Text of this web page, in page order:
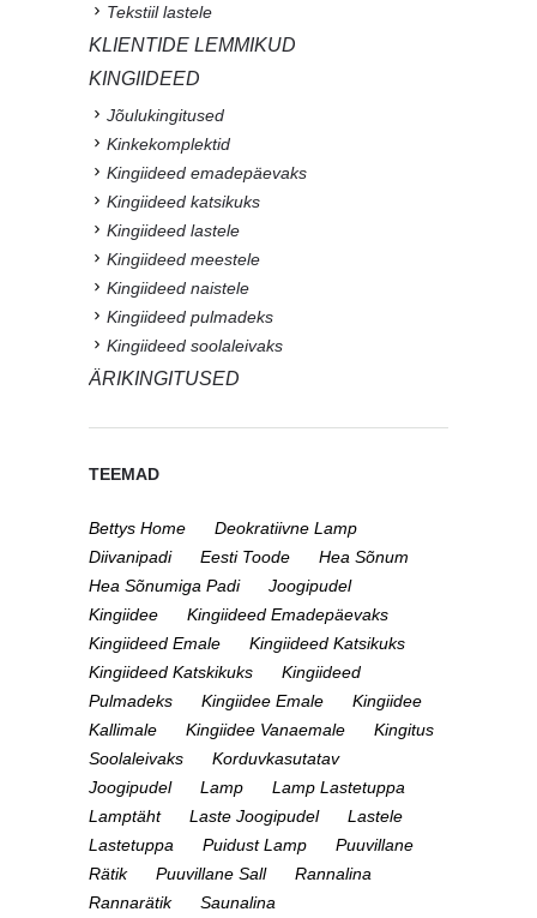
Tekstiil lastele
KLIENTIDE LEMMIKUD
KINGIIDEED
Jõulukingitused
Kinkekomplektid
Kingiideed emadepäevaks
Kingiideed katsikuks
Kingiideed lastele
Kingiideed meestele
Kingiideed naistele
Kingiideed pulmadeks
Kingiideed soolaleivaks
ÄRIKINGITUSED
TEEMAD
Bettys Home
Deokratiivne Lamp
Diivanipadi
Eesti Toode
Hea Sõnum
Hea Sõnumiga Padi
Joogipudel
Kingiidee
Kingiideed Emadepäevaks
Kingiideed Emale
Kingiideed Katsikuks
Kingiideed Katskikuks
Kingiideed
Pulmadeks
Kingiidee Emale
Kingiidee
Kallimale
Kingiidee Vanaemale
Kingitus
Soolaleivaks
Korduvkasutatav
Joogipudel
Lamp
Lamp Lastetuppa
Lamptäht
Laste Joogipudel
Lastele
Lastetuppa
Puidust Lamp
Puuvillane
Rätik
Puuvillane Sall
Rannalina
Rannarätik
Saunalina